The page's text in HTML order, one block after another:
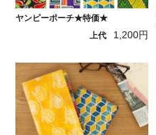
ヤンピーポーチ★特価★
上代
1,200円